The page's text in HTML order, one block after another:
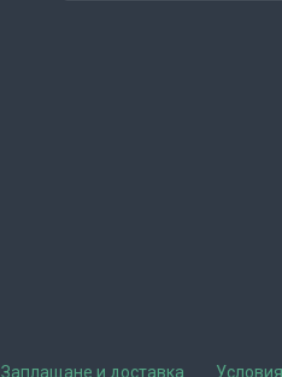
Заплащане и доставка